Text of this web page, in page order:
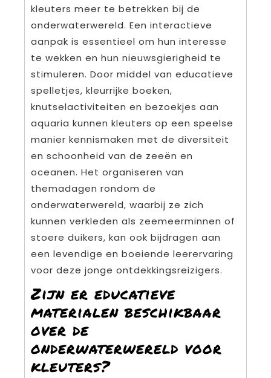
kleuters meer te betrekken bij de
onderwaterwereld. Een interactieve
aanpak is essentieel om hun interesse
te wekken en hun nieuwsgierigheid te
stimuleren. Door middel van educatieve
spelletjes, kleurrijke boeken,
knutselactiviteiten en bezoekjes aan
aquaria kunnen kleuters op een speelse
manier kennismaken met de diversiteit
en schoonheid van de zeeën en
oceanen. Het organiseren van
themadagen rondom de
onderwaterwereld, waarbij ze zich
kunnen verkleden als zeemeerminnen of
stoere duikers, kan ook bijdragen aan
een levendige en boeiende leerervaring
voor deze jonge ontdekkingsreizigers.
Zijn er educatieve
materialen beschikbaar
over de
onderwaterwereld voor
kleuters?